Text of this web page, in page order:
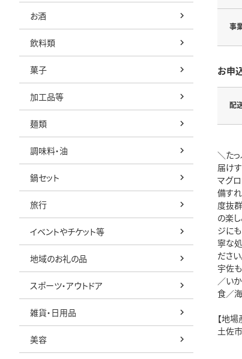
お酒
飲料類
菓子
加工品等
麺類
調味料・油
鍋セット
旅行
イベントやチケット等
地域のお礼の品
スポーツ・アウトドア
雑貨・日用品
美容
事
お申
配
＼た
届け
マグロ
備す
度抜
の楽
ジに
寧な
ださい
宇佐
／い
食／
【地
土佐